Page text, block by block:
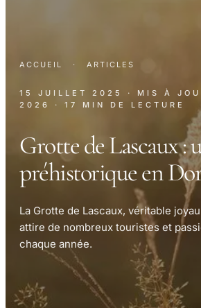
ACCUEIL · ARTICLES
15 JUILLET 2025 · MIS À
2026
· 17 MIN DE LECTURE
Grotte de Lascaux :
préhistorique en
La Grotte de Lascaux, véritable
attire de nombreux touristes et
chaque année.